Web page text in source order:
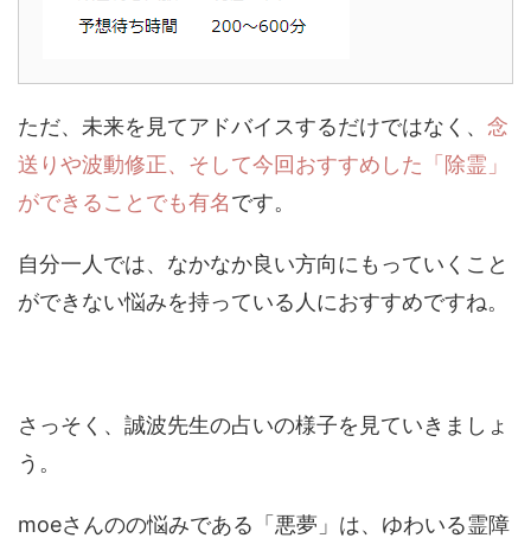
ただ、未来を見てアドバイスするだけではなく、 念
送りや波動修正、そして今回おすすめした「除霊」
ができることでも有名です。
自分一人では、なかなか良い方向にもっていくこと
ができない悩みを持っている人におすすめですね。
さっそく、誠波先生の占いの様子を見ていきましょ
う。
moeさんのの悩みである「悪夢」は、ゆわいる霊障